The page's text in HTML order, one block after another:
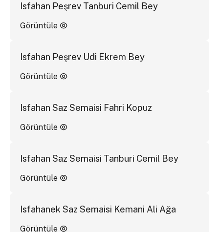
Isfahan Peşrev Tanburi Cemil Bey
Görüntüle
Isfahan Peşrev Udi Ekrem Bey
Görüntüle
Isfahan Saz Semaisi Fahri Kopuz
Görüntüle
Isfahan Saz Semaisi Tanburi Cemil Bey
Görüntüle
Isfahanek Saz Semaisi Kemani Ali Ağa
Görüntüle